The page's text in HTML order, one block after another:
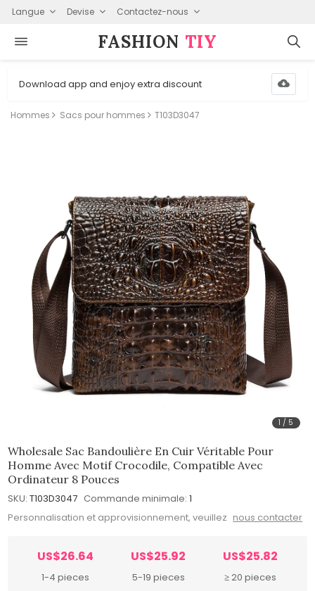
Langue Devise Contactez-nous
FASHION⁠ TIY
Download app and enjoy extra discount
Hommes Sacs pour hommes T103D3047
1 / 5
Wholesale Sac Bandoulière En Cuir Véritable Pour
Homme Avec Motif Crocodile, Compatible Avec
Ordinateur 8 Pouces
SKU: T103D3047 Commande minimale: 1
Personnalisation et approvisionnement, veuillez nous contacter
US$26.64
1-4 pieces
US$25.92
5-19 pieces
US$25.82
≥ 20 pieces